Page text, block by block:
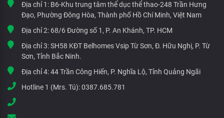
Địa chỉ 1: B6-Khu trung tâm thể dục thể thao-248 Trần Hưng
Đạo, Phường Đông Hòa, Thành phố Hồ Chí Minh, Việt Nam
Địa chỉ 2: 68/6 Đường số 1, P. An Khánh, TP. HCM
Địa chỉ 3:SH58 KĐT Belhomes Vsip Từ Sơn, Đ. Hữu Nghị, P. Từ
Sơn, Tỉnh Bắc Ninh.
Địa chỉ 4:44 Trần Công Hiến, P. Nghĩa Lộ, Tỉnh Quảng Ngãi
Hotline 1 (Mrs. Tú):0387.685.781